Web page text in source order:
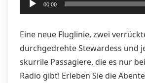
Player
00:00
Eine neue Fluglinie, zwei
durchgedrehte Stewardess und
skurrile Passagiere, die es nur
Radio gibt! Erleben Sie die